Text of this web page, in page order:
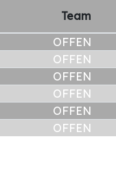
Team
OFFEN
OFFEN
OFFEN
OFFEN
OFFEN
OFFEN